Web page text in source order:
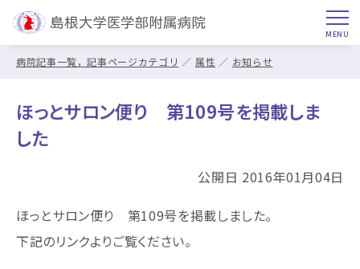
病院記事一覧，記事ページカテゴリ 属性 お知らせ
ほっとサロン便り 第109号を掲載しま
した
公開日 2016年01月04日
ほっとサロン便り 第109号を掲載しました。
下記のリンクよりご覧ください。